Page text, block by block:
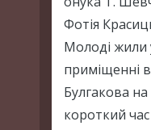
Фотія
Молоді жили
приміщенні
Булгакова на
короткий